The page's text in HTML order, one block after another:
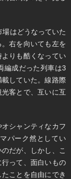
はどうなっていた
右を向いても左を
りも酷くなってい
編成だった列車は3
していた。線路際
客とで、互いに互
シャンティなカフ
パーク然としてい
だが、しかし、こ
って、面白いもの
ことを自由にでき